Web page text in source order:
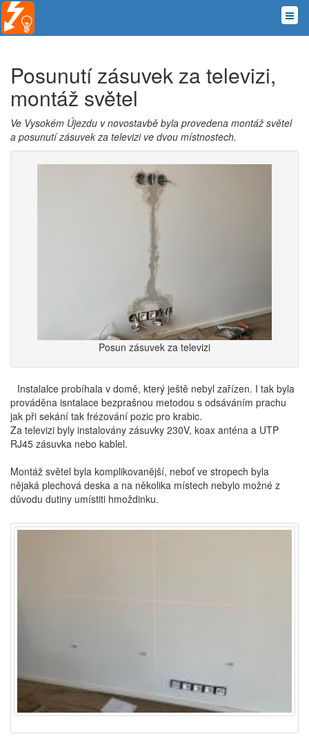
Posunutí zásuvek za televizi,
montáž světel
Ve Vysokém Újezdu v novostavbě byla provedena montáž světel
a posunutí zásuvek za televizi ve dvou místnostech.
Posun zásuvek za televizi
Instalalce probíhala v domě, který ještě nebyl zařízen. I tak byla
prováděna isntalace bezprašnou metodou s odsáváním prachu
jak při sekání tak frézování pozic pro krabic.
Za televizi byly instalovány zásuvky 230V, koax anténa a UTP
RJ45 zásuvka nebo kablel.
Montáž světel byla komplikovanější, neboť ve stropech byla
nějaká plechová deska a na několika místech nebylo možné z
důvodu dutiny umístiti hmoždinku.